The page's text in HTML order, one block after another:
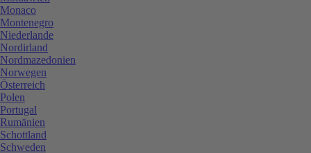
Monaco
Montenegro
Niederlande
Nordirland
Nordmazedonien
Norwegen
Österreich
Polen
Portugal
Rumänien
Schottland
Schweden